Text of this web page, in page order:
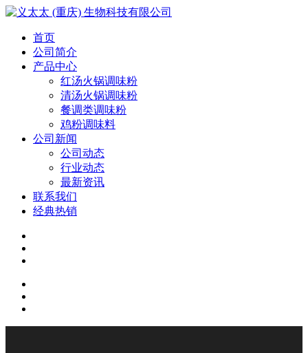
首页
公司简介
产品中心
红汤火锅调味粉
清汤火锅调味粉
餐调类调味粉
鸡粉调味料
公司新闻
公司动态
行业动态
最新资讯
联系我们
经典热销